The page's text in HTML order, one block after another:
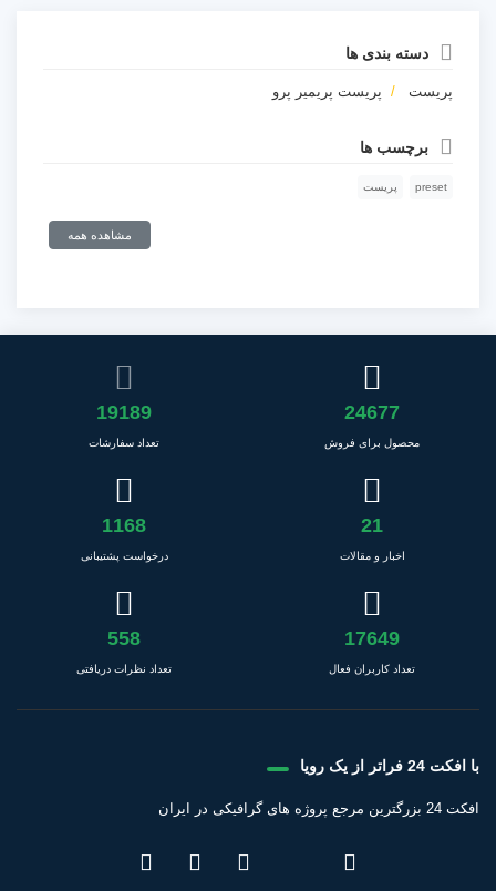
دسته بندی ها
پریست پریست پریمیر پرو
برچسب ها
preset پریست
مشاهده همه
24677
محصول برای فروش
19189
تعداد سفارشات
21
اخبار و مقالات
1168
درخواست پشتیبانی
17649
تعداد کاربران فعال
558
تعداد نظرات دریافتی
با افکت 24 فراتر از یک رویا
افکت 24 بزرگترین مرجع پروژه های گرافیکی در ایران